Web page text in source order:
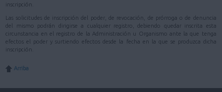
inscripción.
Las solicitudes de inscripción del poder, de revocación, de prórroga o de denuncia
del mismo podrán dirigirse a cualquier registro, debiendo quedar inscrita esta
circunstancia en el registro de la Administración u Organismo ante la que tenga
efectos el poder y surtiendo efectos desde la fecha en la que se produzca dicha
inscripción.
Arriba